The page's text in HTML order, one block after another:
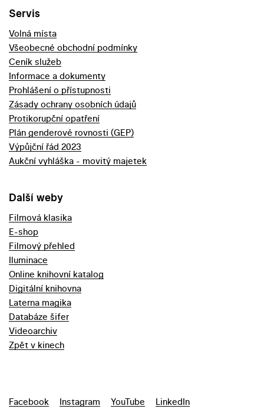
Servis
Volná místa
Všeobecné obchodní podmínky
Ceník služeb
Informace a dokumenty
Prohlášení o přístupnosti
Zásady ochrany osobních údajů
Protikorupční opatření
Plán genderové rovnosti (GEP)
Výpůjční řád 2023
Aukční vyhláška - movitý majetek
Další weby
Filmová klasika
E-shop
Filmový přehled
Iluminace
Online knihovní katalog
Digitální knihovna
Laterna magika
Databáze šifer
Videoarchiv
Zpět v kinech
Facebook Instagram YouTube LinkedIn